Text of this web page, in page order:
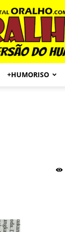
+HUMORISO